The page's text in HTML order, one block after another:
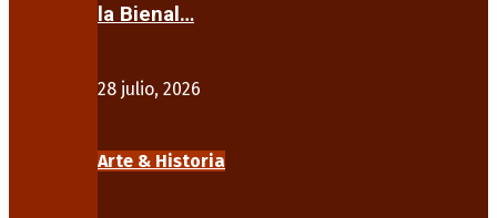
la Bienal…
28 julio, 2026
Arte & Historia